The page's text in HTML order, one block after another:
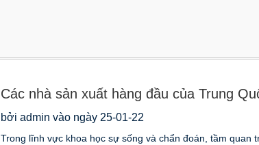
Các nhà sản xuất hàng đầu của Trung
bởi admin vào ngày 25-01-22
Trong lĩnh vực khoa học sự sống và chẩn đoán, tầm quan